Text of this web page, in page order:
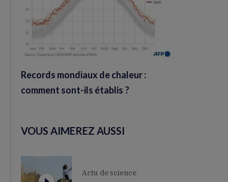
Records mondiaux de chaleur :
comment sont-ils établis ?
VOUS AIMEREZ AUSSI
Actu de science